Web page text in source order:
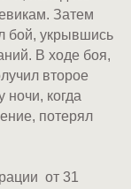
Затем
бой, укрывшись
В ходе боя,
второе
ночи, когда
потерял
от 31